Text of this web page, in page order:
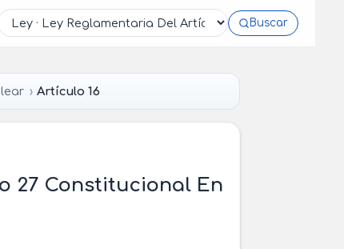
Buscar
Artículo 16
27 Constitucional En